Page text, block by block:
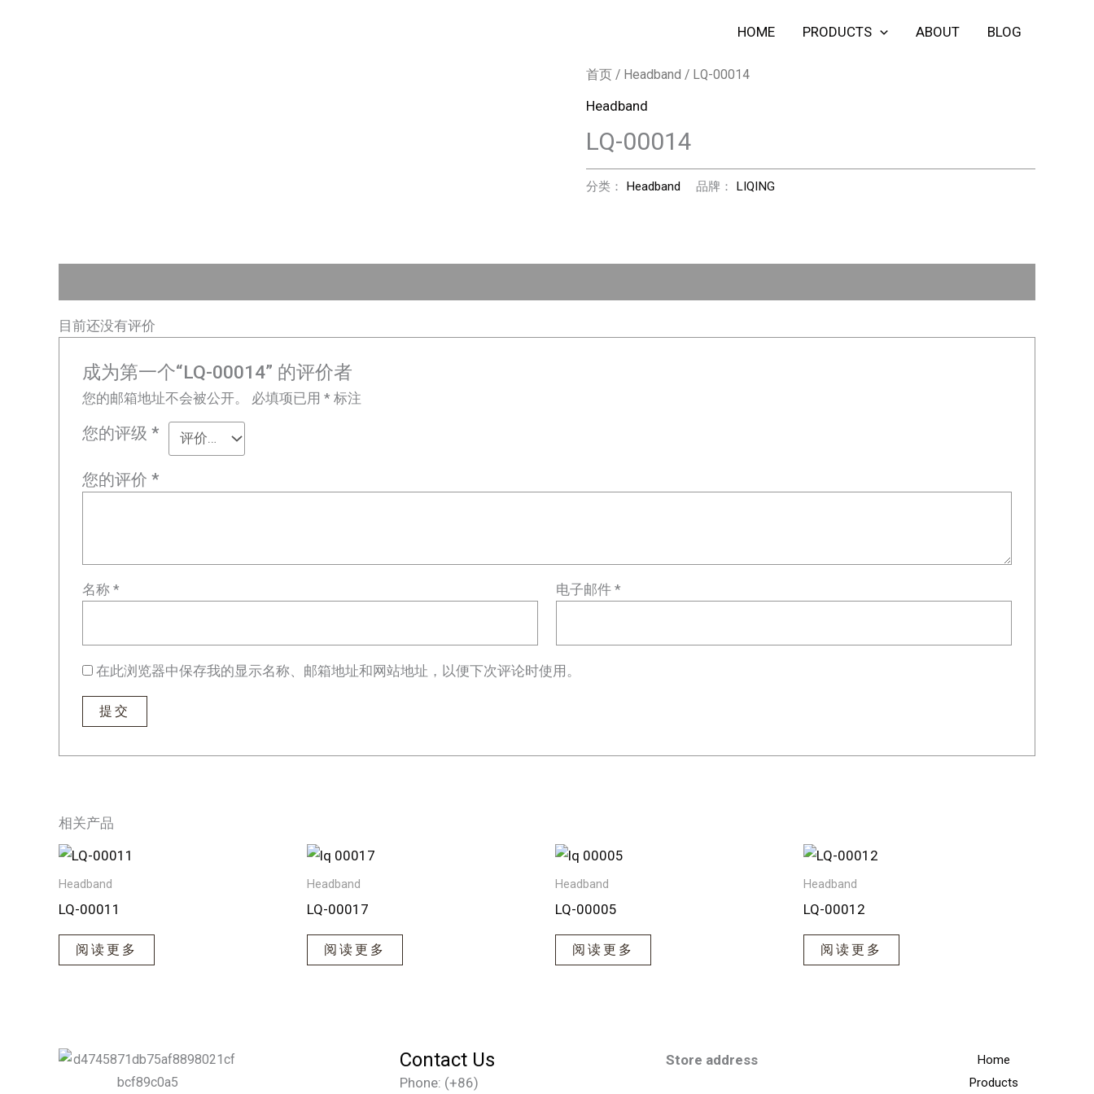
HOME PRODUCTS ABOUT BLOG
首页 / Headband / LQ-00014
Headband
LQ-00014
分类： Headband 品牌： LIQING
目前还没有评价
成为第一个“LQ-00014” 的评价者
您的邮箱地址不会被公开。 必填项已用* 标注
您的评级*
您的评价*
名称* 电子邮件*
在此浏览器中保存我的显示名称、邮箱地址和网站地址，以便下次评论时使用。
相关产品
Headband
LQ-00011
阅读更多
Headband
LQ-00017
阅读更多
Headband
LQ-00005
阅读更多
Headband
LQ-00012
阅读更多
Contact Us
Phone: (+86)
Store address
Home
Products